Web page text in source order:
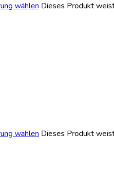
wählen Dieses Produkt
wählen Dieses Produkt